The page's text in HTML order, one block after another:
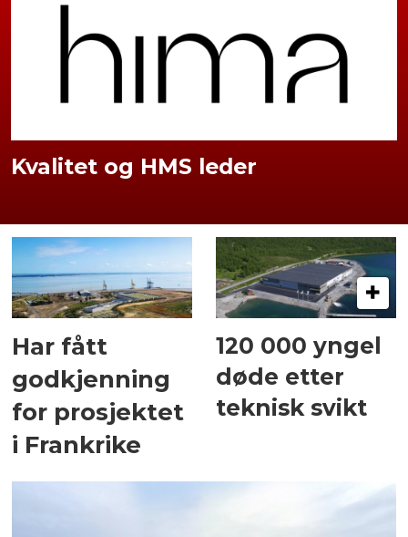
Kvalitet og HMS leder
Har fått
godkjenning
for prosjektet
i Frankrike
120 000 yngel
døde etter
teknisk svikt